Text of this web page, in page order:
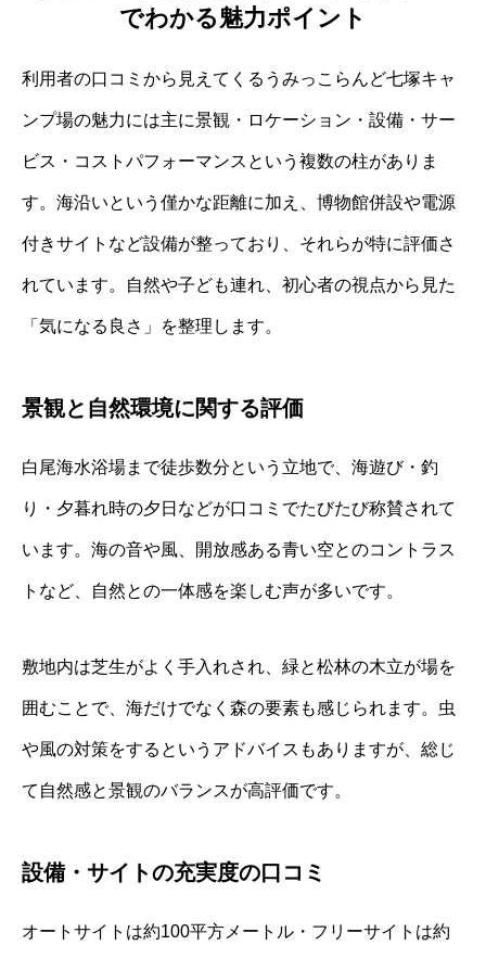
でわかる魅力ポイント
利用者の口コミから見えてくるうみっこらんど七塚キャ
ンプ場の魅力には主に景観・ロケーション・設備・サー
ビス・コストパフォーマンスという複数の柱がありま
す。海沿いという僅かな距離に加え、博物館併設や電源
付きサイトなど設備が整っており、それらが特に評価さ
れています。自然や子ども連れ、初心者の視点から見た
「気になる良さ」を整理します。
景観と自然環境に関する評価
白尾海水浴場まで徒歩数分という立地で、海遊び・釣
り・夕暮れ時の夕日などが口コミでたびたび称賛されて
います。海の音や風、開放感ある青い空とのコントラス
トなど、自然との一体感を楽しむ声が多いです。
敷地内は芝生がよく手入れされ、緑と松林の木立が場を
囲むことで、海だけでなく森の要素も感じられます。虫
や風の対策をするというアドバイスもありますが、総じ
て自然感と景観のバランスが高評価です。
設備・サイトの充実度の口コミ
オートサイトは約100平方メートル・フリーサイトは約